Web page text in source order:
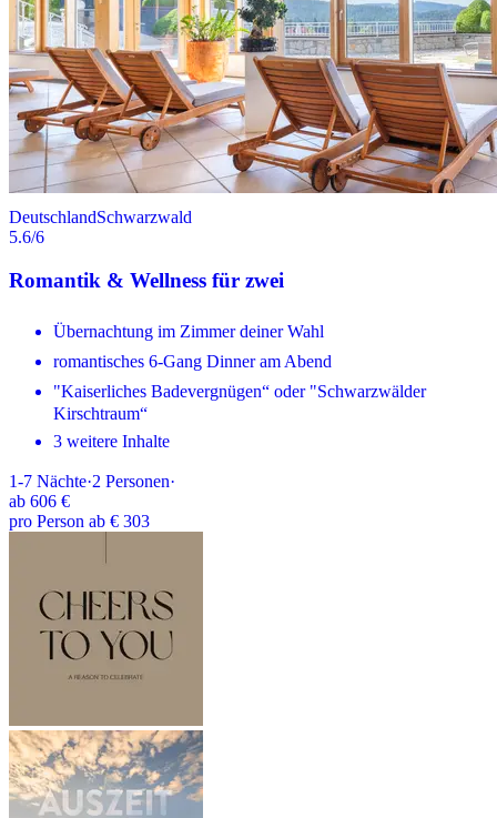
DeutschlandSchwarzwald
5.6/6
Romantik & Wellness für zwei
Übernachtung im Zimmer deiner Wahl
romantisches 6-Gang Dinner am Abend
"Kaiserliches Badevergnügen“ oder "Schwarzwälder
Kirschtraum“
3 weitere Inhalte
1-7 Nächte·2 Personen·
ab 606 €
pro Person ab € 303